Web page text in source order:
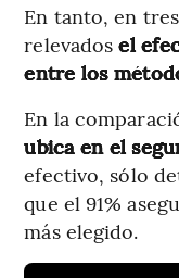
En tanto, en
relevadosel
entre los
En la
ubica en el
efectivo, sólo
que el 91%
más elegido.